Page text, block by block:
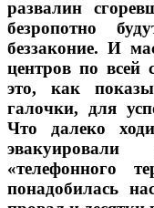
развалин
безропотно
беззаконие. И
центров по всей
это, как
галочки, для
Что далеко
«телефонного
понадобилась